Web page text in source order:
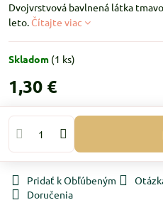
Dvojvrstvová bavlnená látka
leto. Čítajte viac
Skladom (1 ks)
1,30 €
Pridať k Obľúbeným
Doručenia